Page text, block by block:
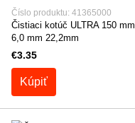
Číslo produktu: 41365000
Čistiaci kotúč ULTRA 150 mm
6,0 mm 22,2mm
€3.35
Kúpiť